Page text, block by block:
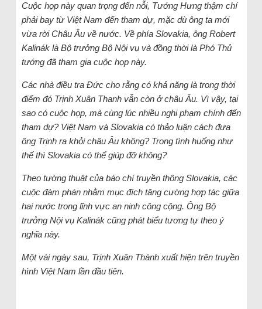
Cuộc họp này quan trọng đến nỗi, Tướng Hưng thậm chí
phải bay từ Việt Nam đến tham dự, mặc dù ông ta mới
vừa rời Châu Âu về nước. Về phía Slovakia, ông Robert
Kalinák là Bộ trưởng Bộ Nội vụ và đồng thời là Phó Thủ
tướng đã tham gia cuộc họp này.
Các nhà điều tra Đức cho rằng có khả năng là trong thời
điểm đó Trịnh Xuân Thanh vẫn còn ở châu Âu. Vì vậy, tại
sao có cuộc họp, mà cùng lúc nhiều nghi phạm chính đến
tham dự? Việt Nam và Slovakia có thảo luận cách đưa
ông Trịnh ra khỏi châu Âu không? Trong tình huống như
thế thì Slovakia có thể giúp đỡ không?
Theo tường thuật của báo chí truyền thông Slovakia, các
cuộc đàm phán nhằm mục đích tăng cường hợp tác giữa
hai nước trong lĩnh vực an ninh công cộng. Ông Bộ
trưởng Nội vụ Kalinák cũng phát biểu tương tự theo ý
nghĩa này.
Một vài ngày sau, Trịnh Xuân Thành xuất hiện trên truyền
hình Việt Nam lần đầu tiên.